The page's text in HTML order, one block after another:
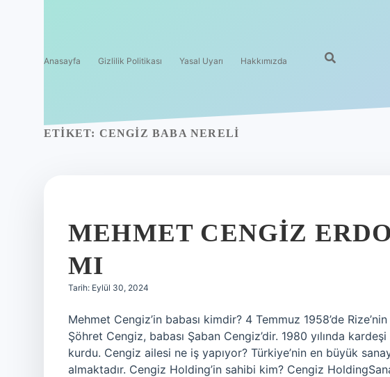
Anasayfa Gizlilik Politikası Yasal Uyarı Hakkımızda
ETIKET: CENGIZ BABA NERELI
MEHMET CENGIZ
MI
Tarih: Eylül 30, 2024
Mehmet Cengiz’in babası kimdir? 4 Temmuz 1958’de
Şöhret Cengiz, babası Şaban Cengiz’dir. 1980 yılında
kurdu. Cengiz ailesi ne iş yapıyor? Türkiye’nin en büyük
almaktadır. Cengiz Holding’in sahibi kim? Cengiz